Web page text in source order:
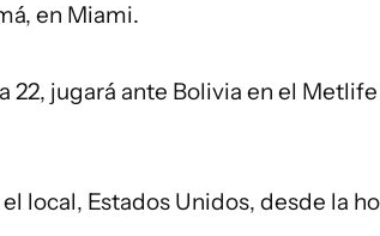
en Miami.
22, jugará ante Bolivia en el
local, Estados Unidos, desde la